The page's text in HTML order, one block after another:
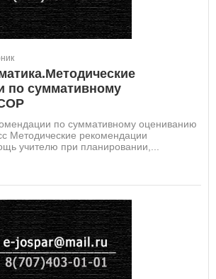
по суммативному
по суммативному оцениванию
Методические рекомендации
учителю при планировании,...